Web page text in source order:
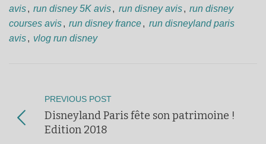
avis, run disney 5K avis, run disney avis, run disney
courses avis, run disney france, run disneyland paris
avis, vlog run disney
PREVIOUS POST
Disneyland Paris fête son patrimoine !
Edition 2018